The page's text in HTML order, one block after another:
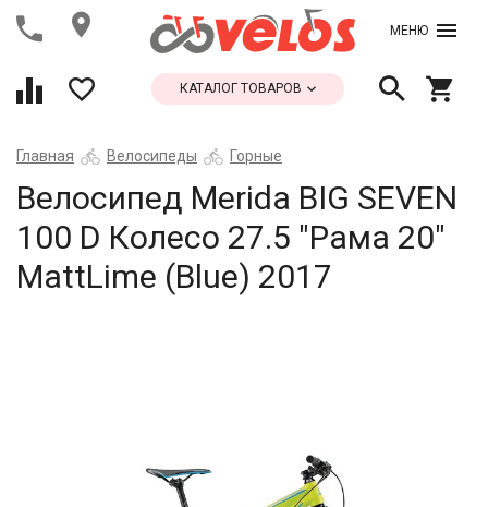
МЕНЮ
КАТАЛОГ ТОВАРОВ
Главная Велосипеды Горные
Велосипед Merida BIG SEVEN
100 D Колесо 27.5 "Рама 20"
MattLime (Blue) 2017